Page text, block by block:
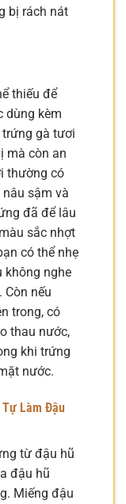
bị rách nát
thiếu để
dùng kèm
gà tươi
mà còn an
thường có
sậm và
đã để lâu
sắc nhợt
có thể nhẹ
không nghe
nếu
trong, có
thau nước,
khi trứng
nước.
Làm Đậu
từ đậu hũ
đậu hũ
Miếng đậu